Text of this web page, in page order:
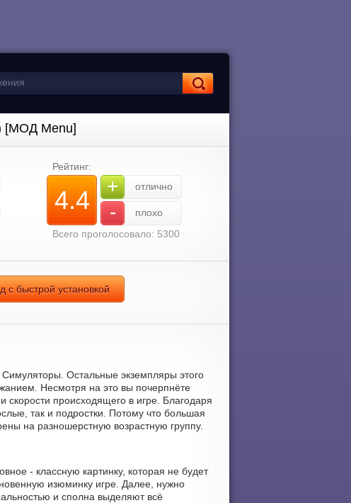
[МОД Menu]
Рейтинг:
4.4 + отлично
-
плохо
Всего проголосовало: 5300
быстрой установкой
Остальные экземпляры этого
Несмотря на это вы почерпнёте
скорости происходящего в игре. Благодаря
так и подростки. Потому что большая
на разношерстную возрастную группу.
- классную картинку, которая не будет
изюминку игре. Далее, нужно
и сполна выделяют всё